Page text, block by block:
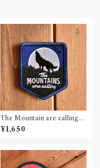
The Mountain are calling
刺繍ワッペン Patch
¥1,650